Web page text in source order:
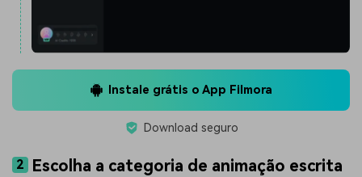
Instale grátis o App Filmora
Download seguro
2
Escolha a categoria de animação escrita